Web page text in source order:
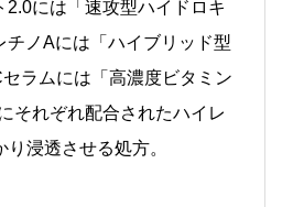
2.0には「速攻型ハイドロキ
チノAには「ハイブリッド型
ラムには「高濃度ビタミン
それぞれ配合されたハイレ
浸透させる処方。